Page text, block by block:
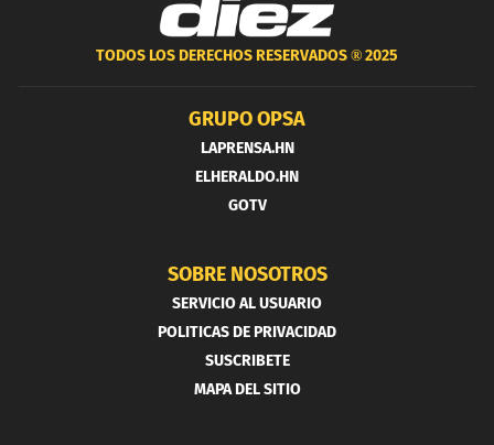
TODOS LOS DERECHOS RESERVADOS ®2025
GRUPO OPSA
LAPRENSA.HN
ELHERALDO.HN
GOTV
SOBRE NOSOTROS
SERVICIO AL USUARIO
POLITICAS DE PRIVACIDAD
SUSCRIBETE
MAPA DEL SITIO